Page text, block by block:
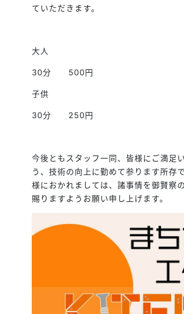
ていただきます。
大人
30分 500円
子供
30分 250円
今後ともスタッフ一同、皆様にご満足
う、技術の向上に勤めて参ります所存
様におかれましては、諸事情を御賢察
賜りますようお願い申し上げます。